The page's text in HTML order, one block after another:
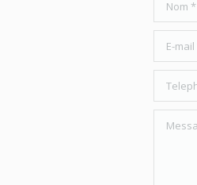
E-mail *
Message